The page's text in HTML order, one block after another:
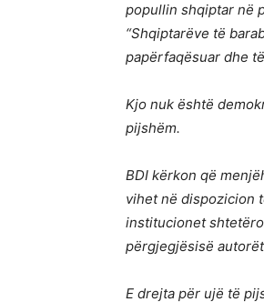
popullin shqiptar në
“Shqiptarëve të
papërfaqësuar dhe
Kjo nuk është
pijshëm.
BDI kërkon që
vihet në dispozicion
institucionet
përgjegjësisë
E drejta për ujë të